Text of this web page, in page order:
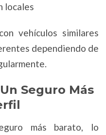
locales
vehículos similares
dependiendo de
Seguro Más
más barato, lo